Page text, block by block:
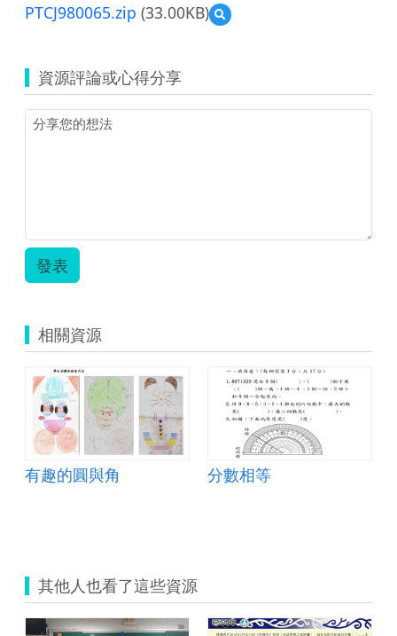
PTCJ980065.zip (33.00KB)
預
覽
資源評論或心得分享
發表
相關資源
有趣的圓與角 分數相等
其他人也看了這些資源